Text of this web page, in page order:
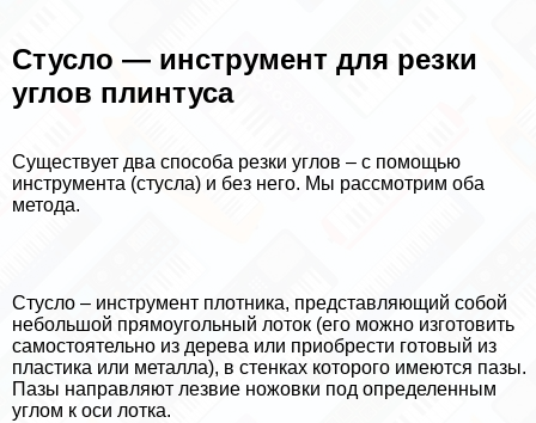
Стусло — инструмент для резки
углов плинтуса
Существует два способа резки углов – с помощью
инструмента (стусла) и без него. Мы рассмотрим оба
метода.
Стусло – инструмент плотника, представляющий собой
небольшой прямоугольный лоток (его можно изготовить
самостоятельно из дерева или приобрести готовый из
пластика или металла), в стенках которого имеются пазы.
Пазы направляют лезвие ножовки под определенным
углом к оси лотка.